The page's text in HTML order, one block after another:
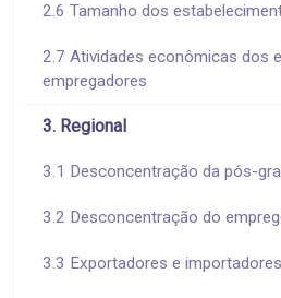
2.6 Tamanho dos
2.7 Atividades econômicas dos
empregadores
3. Regional
3.1 Desconcentração da pós-
3.2 Desconcentração do
3.3 Exportadores e importadores